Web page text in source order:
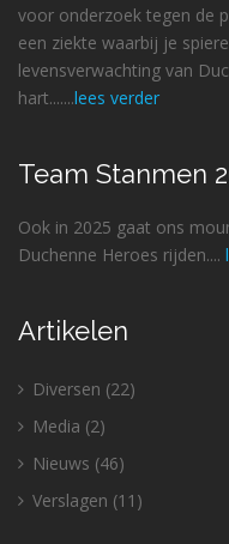
voor onderzoek tegen de
een ziekte waarbij je
levensverwachting van
hart.......lees verder
Team Stanmen
Ook in 2025 gaat ons
Duchenne Heroes rijden....
Artikelen
Diversen (22)
Media (2)
Nieuws (46)
Verslagen (11)